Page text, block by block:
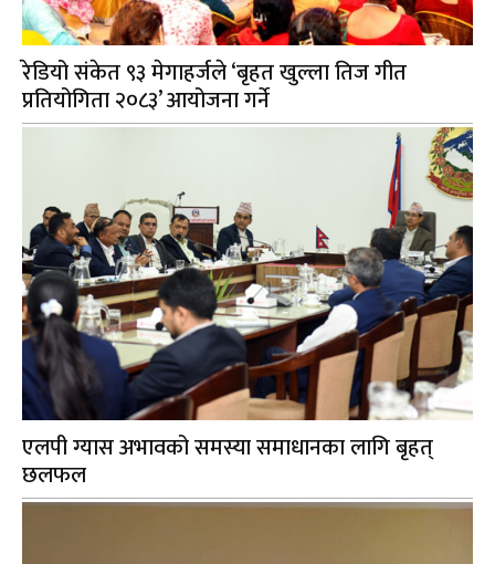
रेडियो संकेत ९३ मेगाहर्जले ‘बृहत खुल्ला तिज गीत
प्रतियोगिता २०८३’ आयोजना गर्ने
एलपी ग्यास अभावको समस्या समाधानका लागि बृहत्
छलफल